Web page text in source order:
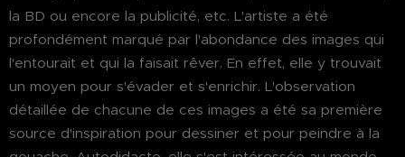
la BD ou encore la publicité, etc. L'artiste a été
profondément marqué par l'abondance des images qui
l'entourait et qui la faisait rêver. En effet, elle y trouvait
un moyen pour s'évader et s'enrichir. L'observation
détaillée de chacune de ces images a été sa première
source d'inspiration pour dessiner et pour peindre à la